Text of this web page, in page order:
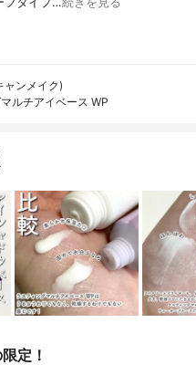
ャンメイク)
ルチアイベース WP
定！